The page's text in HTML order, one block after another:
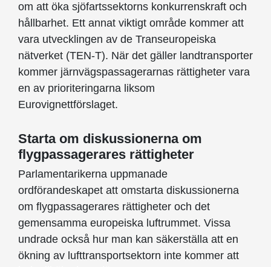
om att öka sjöfartssektorns konkurrenskraft och
hållbarhet. Ett annat viktigt område kommer att
vara utvecklingen av de Transeuropeiska
nätverket (TEN-T). När det gäller landtransporter
kommer järnvägspassagerarnas rättigheter vara
en av prioriteringarna liksom
Eurovignettförslaget.
Starta om diskussionerna om
flygpassagerares rättigheter
Parlamentarikerna uppmanade
ordförandeskapet att omstarta diskussionerna
om flygpassagerares rättigheter och det
gemensamma europeiska luftrummet. Vissa
undrade också hur man kan säkerställa att en
ökning av lufttransportsektorn inte kommer att